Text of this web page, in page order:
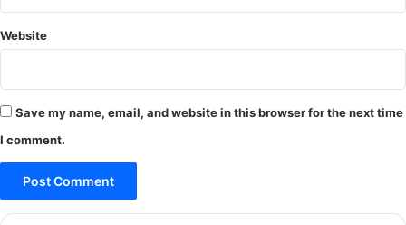
Website
Save my name, email, and website in this browser for the next time
I comment.